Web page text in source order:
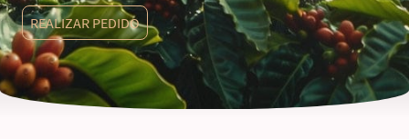
REALIZAR PEDIDO